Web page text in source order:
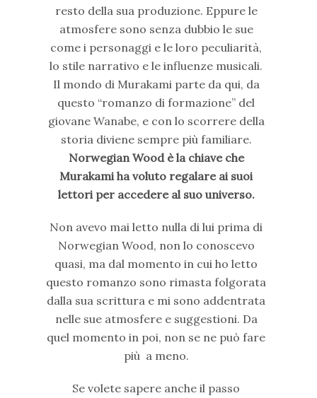
resto della sua produzione. Eppure le
atmosfere sono senza dubbio le sue
come i personaggi e le loro peculiarità,
lo stile narrativo e le influenze musicali.
Il mondo di Murakami parte da qui, da
questo “romanzo di formazione” del
giovane Wanabe, e con lo scorrere della
storia diviene sempre più familiare.
Norwegian Wood è la chiave che
Murakami ha voluto regalare ai suoi
lettori per accedere al suo universo.
Non avevo mai letto nulla di lui prima di
Norwegian Wood, non lo conoscevo
quasi, ma dal momento in cui ho letto
questo romanzo sono rimasta folgorata
dalla sua scrittura e mi sono addentrata
nelle sue atmosfere e suggestioni. Da
quel momento in poi, non se ne può fare
più a meno.
Se volete sapere anche il passo